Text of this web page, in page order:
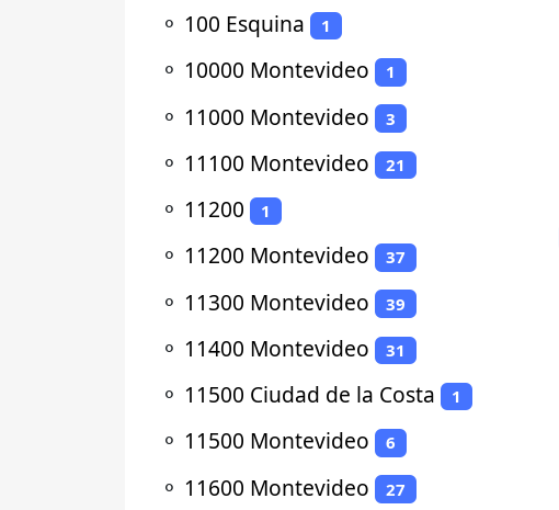
⚬ 100 Esquina 1
⚬ 10000 Montevideo 1
⚬ 11000 Montevideo 3
⚬ 11100 Montevideo 21
⚬ 11200 1
⚬ 11200 Montevideo 37
⚬ 11300 Montevideo 39
⚬ 11400 Montevideo 31
⚬ 11500 Ciudad de la Costa 1
⚬ 11500 Montevideo 6
⚬ 11600 Montevideo 27